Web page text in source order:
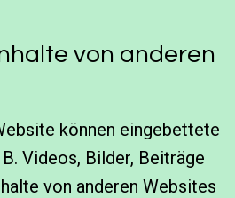
von anderen
können eingebettete
Videos, Bilder, Beiträge
von anderen Websites